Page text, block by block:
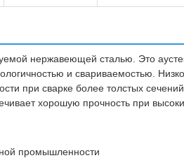
нержавеющей сталью. Это
и свариваемостью.
при сварке более толстых
хорошую прочность при
промышленности